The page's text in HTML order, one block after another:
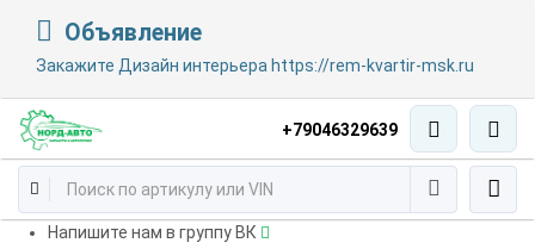
Объявление
Закажите Дизайн интерьера https://rem-kvartir-msk.ru
+79046329639
Напишите нам в группу ВК